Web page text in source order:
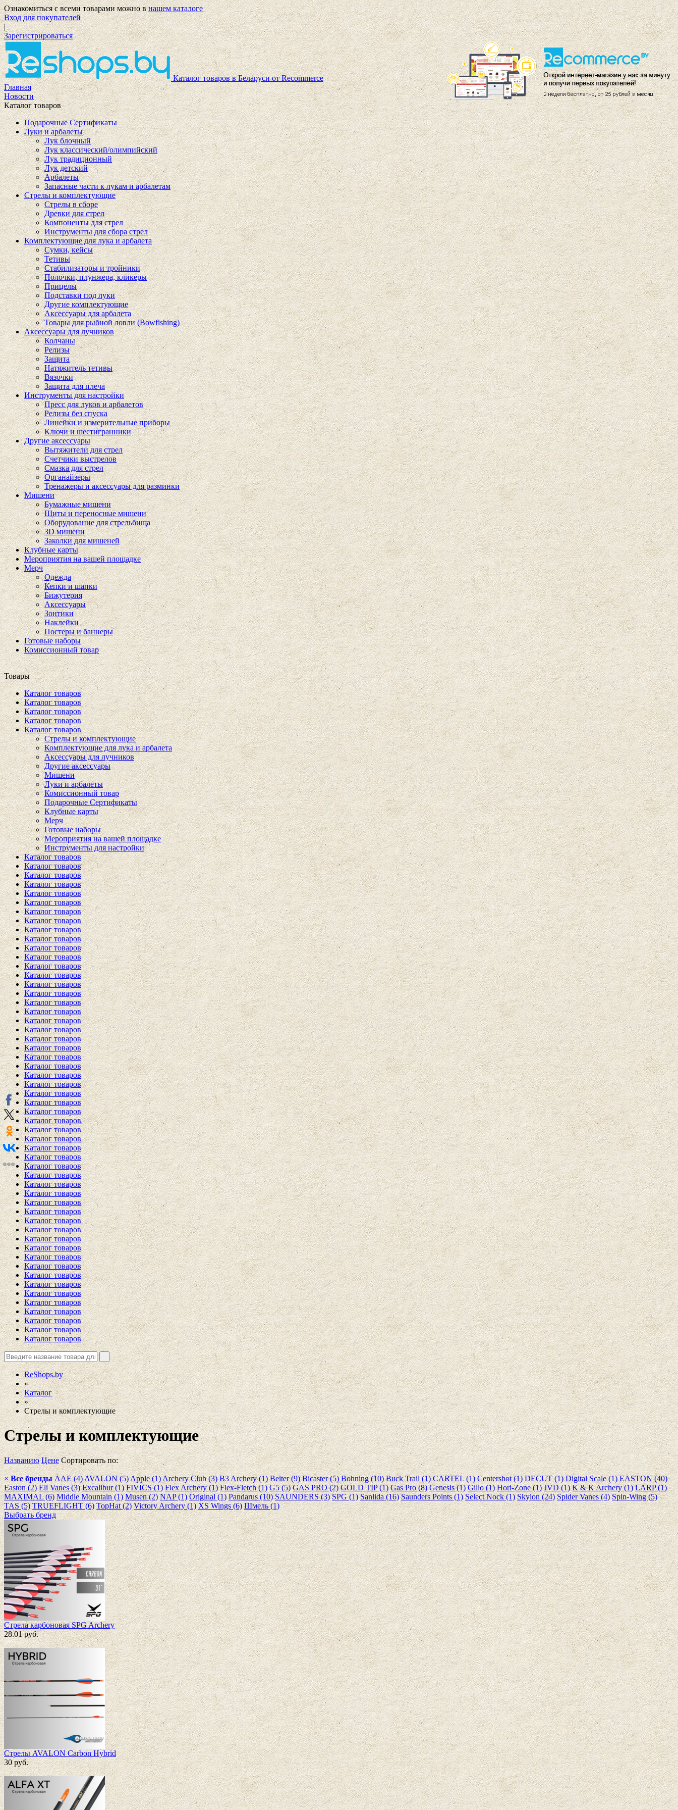
Ознакомиться с всеми товарами можно внашем каталоге
Вход для покупателей
|
Зарегистрироваться
Каталог товаров в Беларуси от Recommerce
Главная
Новости
Каталог товаров
Подарочные Сертификаты
Луки и арбалеты
Лук блочный
Лук классический/олимпийский
Лук традиционный
Лук детский
Арбалеты
Запасные части к лукам и арбалетам
Стрелы и комплектующие
Стрелы в сборе
Древки для стрел
Компоненты для стрел
Инструменты для сбора стрел
Комплектующие для лука и арбалета
Сумки, кейсы
Тетивы
Стабилизаторы и тройники
Полочки, плунжера, кликеры
Прицелы
Подставки под луки
Другие комплектующие
Аксессуары для арбалета
Товары для рыбной ловли (Bowfishing)
Аксессуары для лучников
Колчаны
Релизы
Защита
Натяжитель тетивы
Вязочки
Защита для плеча
Инструменты для настройки
Пресс для луков и арбалетов
Релизы без спуска
Линейки и измерительные приборы
Ключи и шестигранники
Другие аксессуары
Вытяжители для стрел
Счетчики выстрелов
Смазка для стрел
Органайзеры
Тренажеры и аксессуары для разминки
Мишени
Бумажные мишени
Щиты и переносные мишени
Оборудование для стрельбища
3D мишени
Заколки для мишеней
Клубные карты
Мероприятия на вашей площадке
Мерч
Одежда
Кепки и шапки
Бижутерия
Аксессуары
Зонтики
Наклейки
Постеры и баннеры
Готовые наборы
Комиссионный товар
Товары
Каталог товаров
Каталог товаров
Каталог товаров
Каталог товаров
Каталог товаров
Стрелы и комплектующие
Комплектующие для лука и арбалета
Аксессуары для лучников
Другие аксессуары
Мишени
Луки и арбалеты
Комиссионный товар
Подарочные Сертификаты
Клубные карты
Мерч
Готовые наборы
Мероприятия на вашей площадке
Инструменты для настройки
Каталог товаров
Каталог товаров
Каталог товаров
Каталог товаров
Каталог товаров
Каталог товаров
Каталог товаров
Каталог товаров
Каталог товаров
Каталог товаров
Каталог товаров
Каталог товаров
Каталог товаров
Каталог товаров
Каталог товаров
Каталог товаров
Каталог товаров
Каталог товаров
Каталог товаров
Каталог товаров
Каталог товаров
Каталог товаров
Каталог товаров
Каталог товаров
Каталог товаров
Каталог товаров
Каталог товаров
Каталог товаров
Каталог товаров
Каталог товаров
Каталог товаров
Каталог товаров
Каталог товаров
Каталог товаров
Каталог товаров
Каталог товаров
Каталог товаров
Каталог товаров
Каталог товаров
Каталог товаров
Каталог товаров
Каталог товаров
Каталог товаров
Каталог товаров
Каталог товаров
Каталог товаров
Каталог товаров
Каталог товаров
Каталог товаров
Каталог товаров
Каталог товаров
Каталог товаров
Каталог товаров
Каталог товаров
ReShops.by
»
Каталог
»
Стрелы и комплектующие
Стрелы и комплектующие
Названию Цене Сортировать по:
× Все бренды AAE (4)AVALON (5)Apple (1)Archery Club (3) B3 Archery (1) Beiter (9) Bicaster (5) Bohning (10) Buck Trail (1) CARTEL (1) Centershot (1) DECUT (1) Digital Scale (1) EASTON (40)
Easton (2) Eli Vanes (3) Excalibur (1) FIVICS (1) Flex Archery (1) Flex-Fletch (1) G5 (5) GAS PRO (2) GOLD TIP (1) Gas Pro (8) Genesis (1) Gillo (1) Hori-Zone (1) JVD (1) K & K Archery (1) LARP (1)
MAXIMAL (6) Middle Mountain (1) Musen (2) NAP (1) Original (1) Pandarus (10) SAUNDERS (3) SPG (1) Sanlida (16) Saunders Points (1) Select Nock (1) Skylon (24) Spider Vanes (4) Spin-Wing (5)
TAS (5) TRUEFLIGHT (6) TopHat (2) Victory Archery (1) XS Wings (6) Шмель (1)
Выбрать бренд
Стрела карбоновая SPG Archery
28.01руб.
Стрелы AVALON Carbon Hybrid
30руб.